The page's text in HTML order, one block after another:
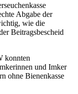
Abgabe der
wie die
Beitragsbescheid
konnten
und Imker
ohne Bienenkasse